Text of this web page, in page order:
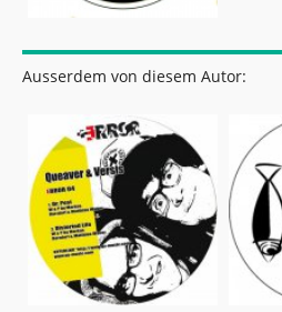
Ausserdem von diesem Autor: